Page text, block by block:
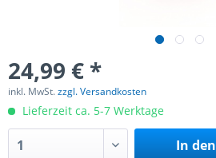
24,99 € *
inkl. MwSt.zzgl. Versandkosten
Lieferzeit ca. 5-7 Werktage
In den